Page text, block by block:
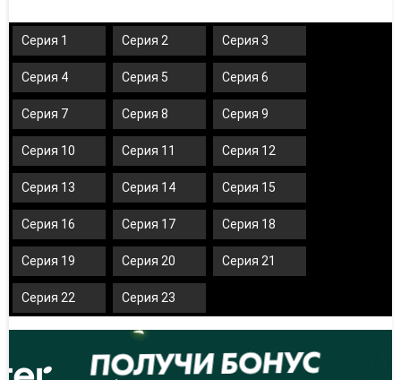
Серия 1 Серия 2 Серия 3
Серия 4 Серия 5 Серия 6
Серия 7 Серия 8 Серия 9
Серия 10 Серия 11 Серия 12
Серия 13 Серия 14 Серия 15
Серия 16 Серия 17 Серия 18
Серия 19 Серия 20 Серия 21
Серия 22 Серия 23